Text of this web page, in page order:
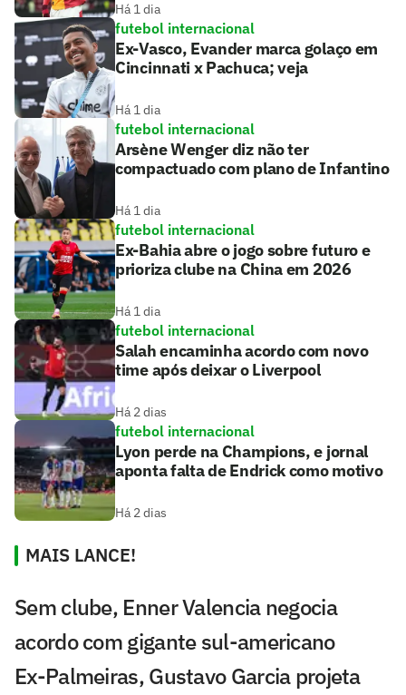
Há 1 dia
futebol internacional
Ex-Vasco, Evander marca golaço em
Cincinnati x Pachuca; veja
Há 1 dia
futebol internacional
Arsène Wenger diz não ter
compactuado com plano de Infantino
Há 1 dia
futebol internacional
Ex-Bahia abre o jogo sobre futuro e
prioriza clube na China em 2026
Há 1 dia
futebol internacional
Salah encaminha acordo com novo
time após deixar o Liverpool
Há 2 dias
futebol internacional
Lyon perde na Champions, e jornal
aponta falta de Endrick como motivo
Há 2 dias
MAIS LANCE!
Sem clube, Enner Valencia negocia
acordo com gigante sul-americano
Ex-Palmeiras, Gustavo Garcia projeta